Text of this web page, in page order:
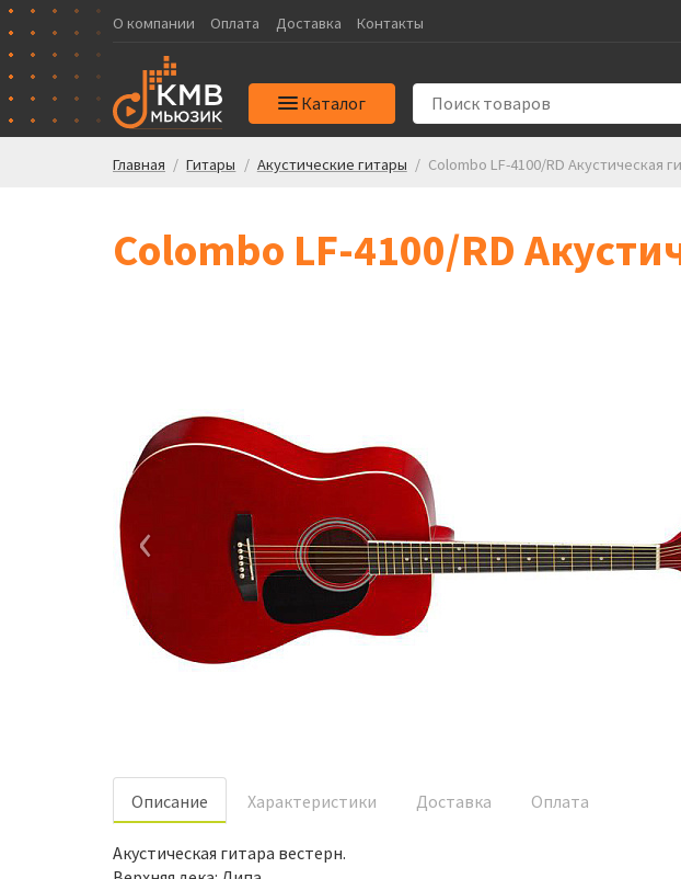
О компании Оплата Доставка Контакты
Каталог
Главная / Гитары / Акустические гитары / Colombo LF-4100/RD Акустическая
Colombo LF-4100/RD
‹
Oписание Характеристики Доставка Оплата
Акустическая гитара вестерн.